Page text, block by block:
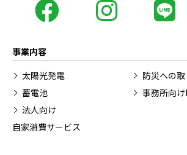
事業内容
太陽光発電
防災への
蓄電池
事務所向け
法人向け
自家消費サービス